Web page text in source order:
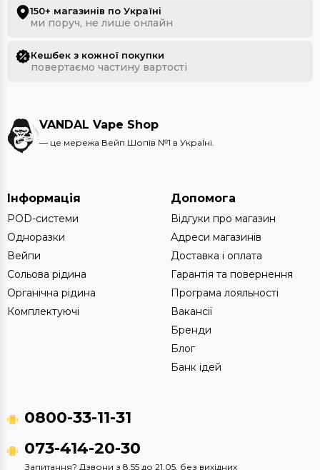
150+ магазинів по Україні
ми поруч, не лише онлайн
Кешбек з кожної покупки
повертаємо частину вартості
VANDAL Vape Shop
— це мережа Вейп Шопів №1 в УкраЇні.
Інформація
POD-системи
Одноразки
Вейпи
Сольова рідина
Органічна рідина
Комплектуючі
Допомога
Відгуки про магазин
Адреси магазинів
Доставка і оплата
Гарантія та повернення
Програма лояльності
Вакансії
Бренди
Блог
Банк ідей
0800-33-11-31
073-414-20-30
Запитання? Дзвони з 8.55 до 21.05, без вихідних